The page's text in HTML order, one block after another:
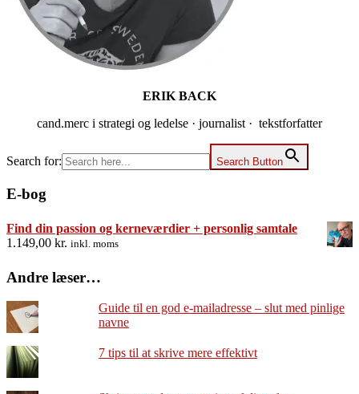
ERIK BACK
cand.merc i strategi og ledelse · journalist · tekstforfatter
Search for: Search Button
E-bog
Find din passion og kerneværdier + personlig samtale
1.149,00 kr. inkl. moms
Andre læser…
Guide til en god e-mailadresse – slut med pinlige
navne
7 tips til at skrive mere effektivt